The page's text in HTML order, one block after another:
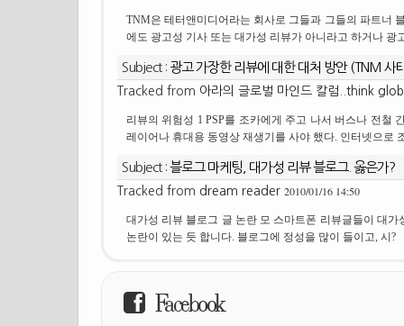
TNM은 테터앤미디어라는 회사로 그들과 그들의 파트너
에도 광고성 기사 또는 대가성 리뷰가 아니라고 하거나 광
Subject : 광고 가장한 리뷰에 대한 대처 방안 (TNM 사
Tracked from 아라의 글로벌 마인드 칼럼..think
리뷰의 위험성 1 PSP를 조카에게 주고 나서 버스나 전철
레이어나 휴대용 동영상 재생기를 사야 했다. 인터넷으로
Subject : 블로그 마케팅, 대가성 리뷰 블로그. 옳은가?
Tracked from dream reader 2010/01/16 14:50
대가성 리뷰 블로그 글 논란 모 스마트폰 리뷰글들이 대
논란이 있는 듯 합니다. 블로그에 정성을 많이 들이고, 시?
Facebook